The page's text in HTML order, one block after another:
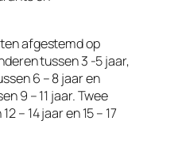
afgestemd op
tussen 3 -5 jaar,
6 – 8 jaar en
9 – 11 jaar. Twee
– 14 jaar en 15 – 17